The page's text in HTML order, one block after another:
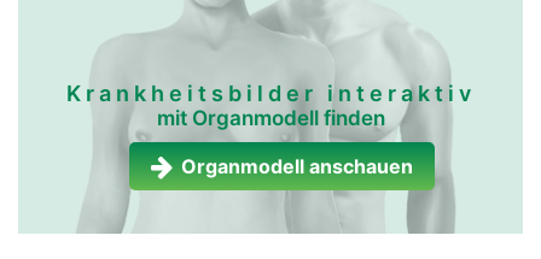
Krankheitsbilder interaktiv
mit Organmodell finden
Organmodell anschauen